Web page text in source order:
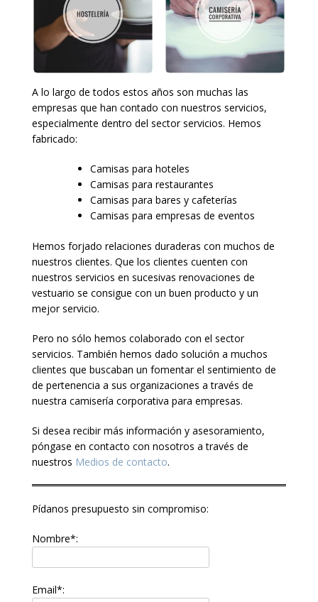
A lo largo de todos estos años son muchas las
empresas que han contado con nuestros servicios,
especialmente dentro del sector servicios. Hemos
fabricado:
Camisas para hoteles
Camisas para restaurantes
Camisas para bares y cafeterías
Camisas para empresas de eventos
Hemos forjado relaciones duraderas con muchos de
nuestros clientes. Que los clientes cuenten con
nuestros servicios en sucesivas renovaciones de
vestuario se consigue con un buen producto y un
mejor servicio.
Pero no sólo hemos colaborado con el sector
servicios. También hemos dado solución a muchos
clientes que buscaban un fomentar el sentimiento de
de pertenencia a sus organizaciones a través de
nuestra camisería corporativa para empresas.
Si desea recibir más información y asesoramiento,
póngase en contacto con nosotros a través de
nuestros Medios de contacto.
Pídanos presupuesto sin compromiso:
Nombre*:
Email*: